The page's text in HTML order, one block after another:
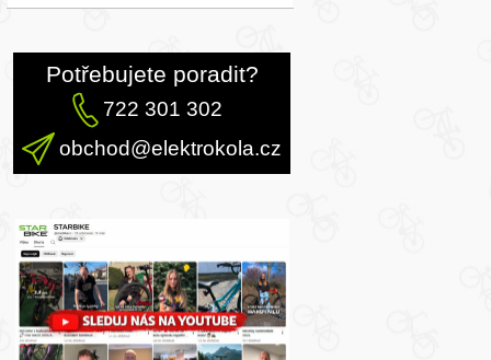
Potřebujete poradit?
722 301 302
obchod@elektrokola.cz